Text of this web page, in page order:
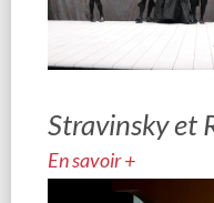
Stravinsky et
En savoir +